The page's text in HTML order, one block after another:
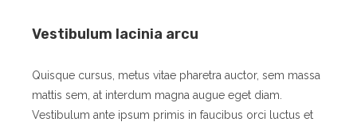
Vestibulum lacinia arcu
Quisque cursus, metus vitae pharetra auctor, sem massa
mattis sem, at interdum magna augue eget diam.
Vestibulum ante ipsum primis in faucibus orci luctus et